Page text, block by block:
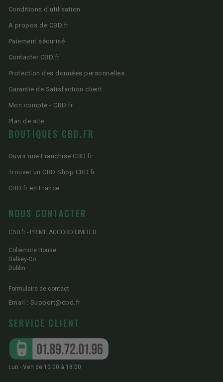
Conditions d'utilisation
A propos de CBD.fr
Paiement sécurisé
Contacter CBD.fr
Protection des données personnelles
Garantie de Satisfaction client
Mon compte - CBD.fr
Plan de site
BOUTIQUES CBD.FR
Ouvrir une Franchise CBD.fr
Trouver un CBD Shop CBD.fr
CBD.fr en France
NOUS CONTACTER
CBD.fr - PRIME ACCORD LIMITED
Coliemore House
Dalkey-Co
Dublin
Formulaire de contact
Email : Support@cbd.fr
SERVICE CLIENT
Lun - Ven de 10:00 à 18:00